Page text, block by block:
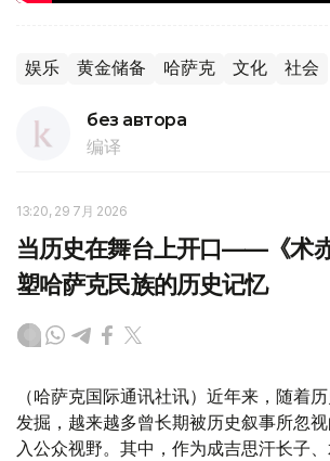
娱乐 黄金储备 哈萨克 文化 社会
без автора
编译
13:20, 29 7月 2026
当历史在舞台上开口——《术
塑哈萨克民族的历史记忆
（哈萨克国际通讯社讯）近年来，随着
发掘，越来越多曾长期被历史叙事所忽
入公众视野。其中，作为成吉思汗长子